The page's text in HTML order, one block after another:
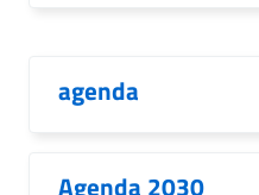
agenda
Agenda 2030